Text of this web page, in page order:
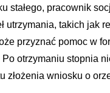
stałego, pracownik
utrzymania, takich jak
przyznać pomoc w
otrzymaniu stopnia
złożenia wniosku o